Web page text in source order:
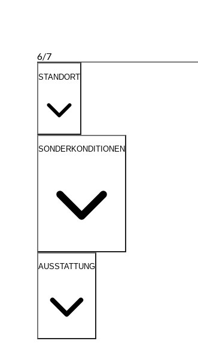
6/7
STANDORT
SONDERKONDITIONEN
AUSSTATTUNG